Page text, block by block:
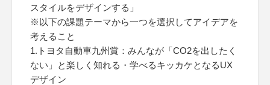
スタイルをデザインする」
※以下の課題テーマから一つを選択してアイデアを
考えること
1.トヨタ自動車九州賞：みんなが「CO2を出したく
ない」と楽しく知れる・学べるキッカケとなるUX
デザイン